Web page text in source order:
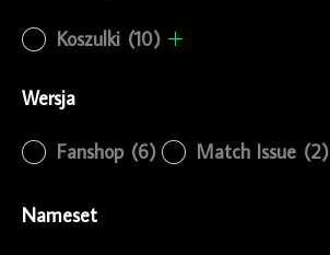
Koszulki (10)
Wersja
Fanshop (6) Match Issue (2)
Nameset